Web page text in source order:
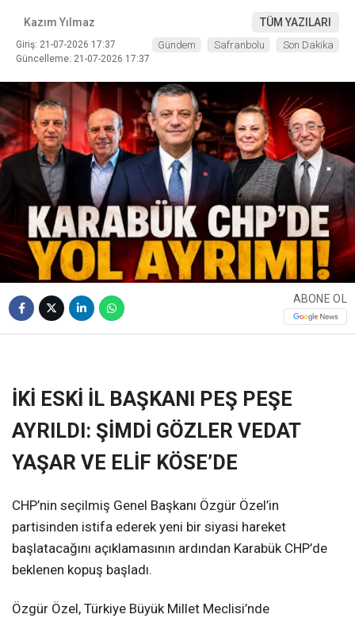
Kazım Yılmaz TÜM YAZILARI
Giriş: 21-07-2026 17:37
Güncelleme: 21-07-2026 17:37
Gündem Safranbolu Son Dakika
ABONE OL
İKİ ESKİ İL BAŞKANI PEŞ PEŞE
AYRILDI: ŞİMDİ GÖZLER VEDAT
YAŞAR VE ELİF KÖSE’DE
CHP’nin seçilmiş Genel Başkanı Özgür Özel’in
partisinden istifa ederek yeni bir siyasi hareket
başlatacağını açıklamasının ardından Karabük CHP’de
beklenen kopuş başladı.
Özgür Özel, Türkiye Büyük Millet Meclisi’nde